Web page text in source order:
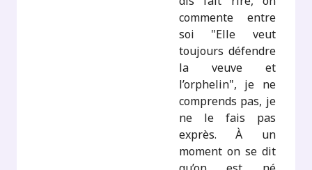
commente entre
soi "Elle veut
toujours défendre
la veuve et
l’orphelin", je ne
comprends pas, je
ne le fais pas
exprès. À un
moment on se dit